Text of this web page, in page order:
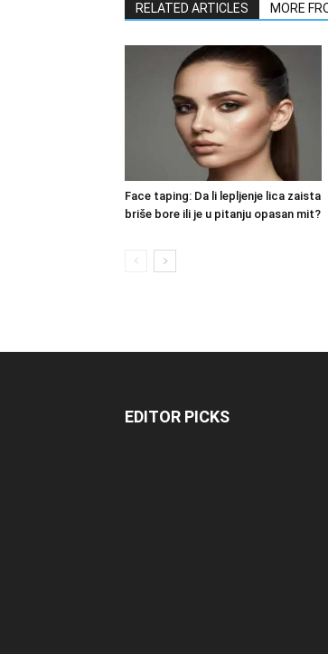
RELATED ARTICLES MORE
Face taping: Da li lepljenje lica zaista
briše bore ili je u pitanju opasan mit?
EDITOR PICKS